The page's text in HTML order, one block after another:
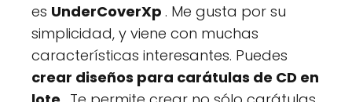
es UnderCoverXp . Me gusta por su
simplicidad, y viene con muchas
características interesantes. Puedes
crear diseños para carátulas de CD en